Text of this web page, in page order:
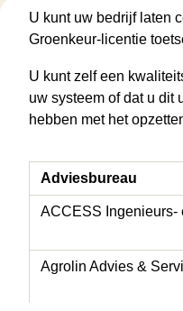
U kunt uw bedrijf laten
Groenkeur-licentie
U kunt zelf een
uw systeem of dat u dit
hebben met het
Adviesbureau
ACCESS Ingenieurs-
Agrolin Advies &